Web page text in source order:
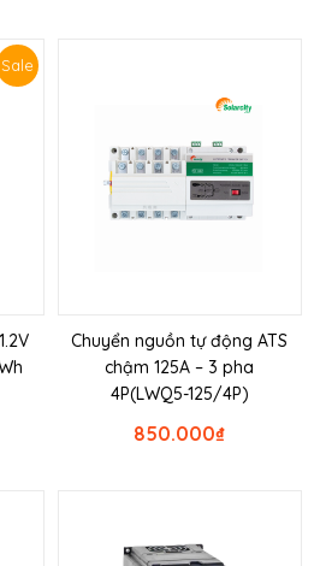
Sale
Chuyển nguồn tự động ATS
chậm 125A – 3 pha
4P(LWQ5-125/4P)
₫
850.000